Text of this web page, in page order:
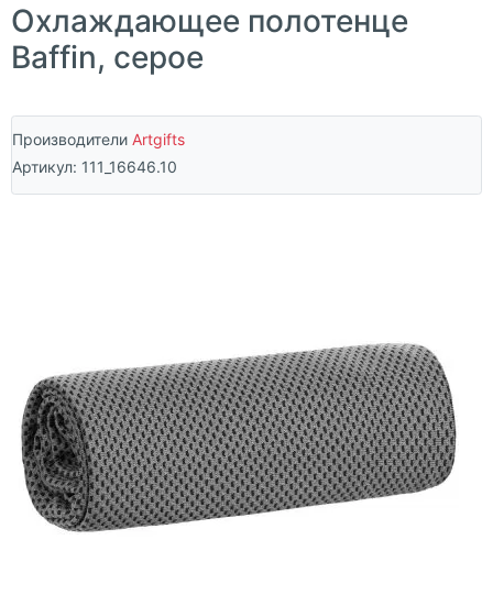
Охлаждающее полотенце
Baffin, серое
Производители Artgifts
Артикул: 111_16646.10